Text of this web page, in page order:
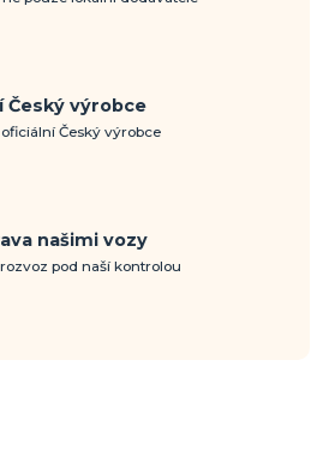
Český výrobce
Český výrobce
našimi vozy
pod naší kontrolou